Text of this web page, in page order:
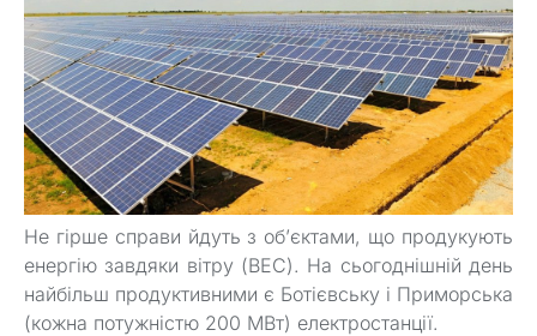
Не гірше справи йдуть з об’єктами, що продукують
енергію завдяки вітру (ВЕС). На сьогоднішній день
найбільш продуктивними є Ботієвську і Приморська
(кожна потужністю 200 МВт) електростанції.